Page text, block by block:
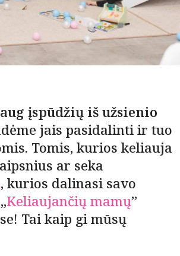
įspūdžių iš užsienio
jais pasidalinti ir tuo
Tomis, kurios keliauja
ar seka
, kurios dalinasi savo
Keliaujančių mamų”
Tai kaip gi mūsų